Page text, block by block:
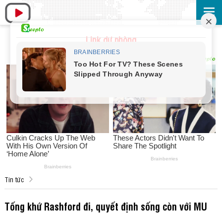
Link dự phòng
Tin tức
Tống khứ Rashford đi, quyết định sống còn với MU